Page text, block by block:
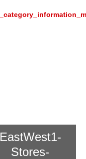
EastWest1-
Stores-